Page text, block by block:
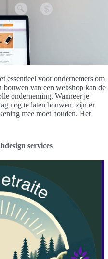
essentieel voor ondernemers om
van een webshop kan de
onderneming. Wanneer je
nog te laten bouwen, zijn er
mee moet houden. Het
services